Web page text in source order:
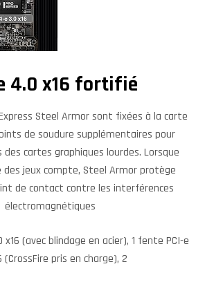
4.0 x16 fortifié
Steel Armor sont fixées à la carte
de soudure supplémentaires pour
cartes graphiques lourdes. Lorsque
des jeux compte, Steel Armor protège
de contact contre les interférences
électromagnétiques
(avec blindage en acier), 1 fente PCI-e
(CrossFire pris en charge), 2